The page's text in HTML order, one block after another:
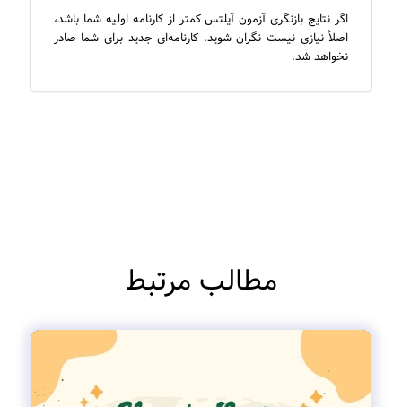
اگر نتایج بازنگری آزمون آیلتس کمتر از کارنامه اولیه شما باشد،
اصلاً نیازی نیست نگران شوید. کارنامه‌ای جدید برای شما صادر
نخواهد شد.
مطالب مرتبط